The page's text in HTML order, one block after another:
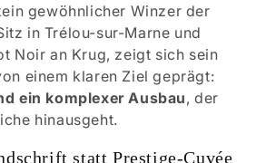
gewöhnlicher Winzer der
in Trélou-sur-Marne und
Noir an Krug, zeigt sich sein
einem klaren Ziel geprägt:
ein komplexer Ausbau, der
hinausgeht.
statt Prestige-Cuvée